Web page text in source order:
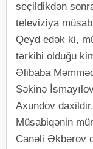
seçildikdən
televiziya
Qeyd edək ki,
tərkibi olduğu
Əlibaba
Səkinə
Axundov daxildir.
Müsabiqənin
Canəli Əkbərov